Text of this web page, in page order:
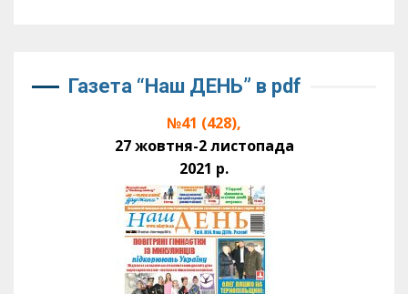
Газета “Наш ДЕНЬ” в pdf
№41 (428),
27 жовтня-2 листопада
2021 р.